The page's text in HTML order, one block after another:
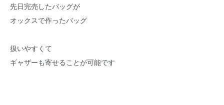
先日完売したバッグが
オックスで作ったバッグ
扱いやすくて
ギャザーも寄せることが可能です